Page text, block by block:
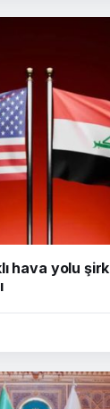
hava yolu